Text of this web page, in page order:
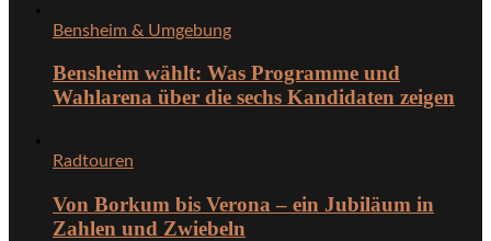
Bensheim & Umgebung
Bensheim wählt: Was Programme und
Wahlarena über die sechs Kandidaten zeigen
Radtouren
Von Borkum bis Verona – ein Jubiläum in
Zahlen und Zwiebeln